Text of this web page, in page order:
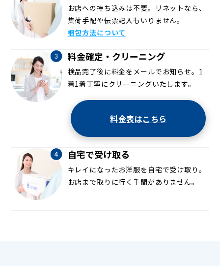
お店への持ち込みは不要。リネットなら、
集荷手配や伝票記入もいりません。
梱包方法について
料金確定・クリーニング
検品完了後に料金をメールでお知らせ。1
着1着丁寧にクリーニングいたします。
料金表はこちら
自宅で受け取る
キレイになったお洋服を自宅で受け取り。
お店まで取りに行く手間がありません。